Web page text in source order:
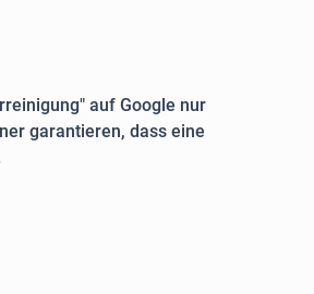
auf Google nur
garantieren, dass eine